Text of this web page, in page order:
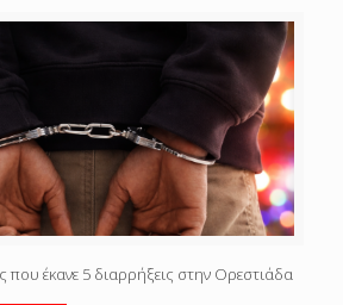
έκανε 5 διαρρήξεις στην Ορεστιάδα